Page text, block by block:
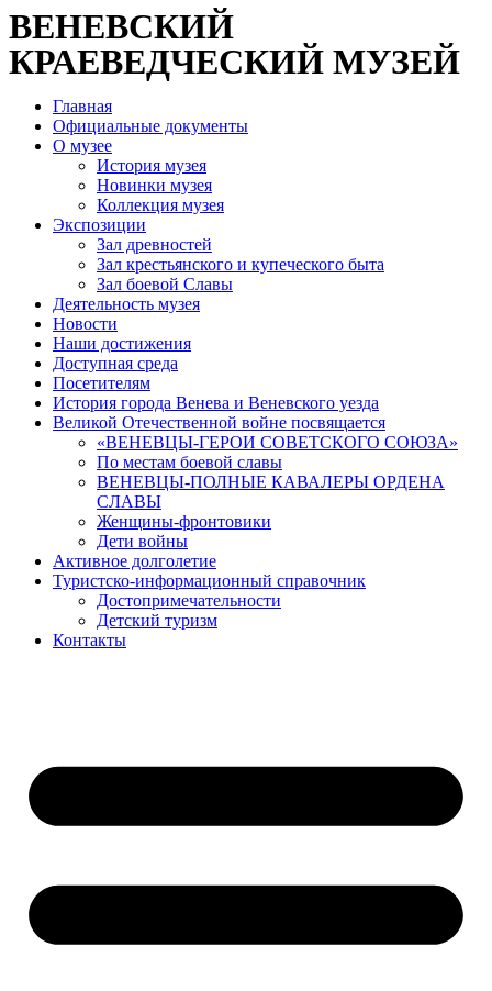
ВЕНЕВСКИЙ
КРАЕВЕДЧЕСКИЙ МУЗЕЙ
Главная
Официальные документы
О музее
История музея
Новинки музея
Коллекция музея
Экспозиции
Зал древностей
Зал крестьянского и купеческого быта
Зал боевой Славы
Деятельность музея
Новости
Наши достижения
Доступная среда
Посетителям
История города Венева и Веневского уезда
Великой Отечественной войне посвящается
«ВЕНЕВЦЫ-ГЕРОИ СОВЕТСКОГО СОЮЗА»
По местам боевой славы
ВЕНЕВЦЫ-ПОЛНЫЕ КАВАЛЕРЫ ОРДЕНА
СЛАВЫ
Женщины-фронтовики
Дети войны
Активное долголетие
Туристско-информационный справочник
Достопримечательности
Детский туризм
Контакты